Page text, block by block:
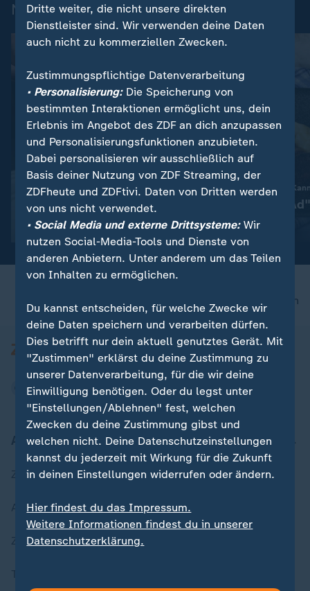
Noch mehr Rezepte mit Fleisch
Gesellschaft | Volle Kanne
Öko-Test: Hähnchenfleisch
im Test
Video1:12
Gesellschaft | Volle
"Himmel un‘
Video5:31
nach oben
Aktuell bei ZDFheute
Zuletzt veröffentlicht
Aktuelle Sendungs-Videos
ZDFheute Stories
Dritte weiter, die nicht unsere direkten
Dienstleister sind. Wir verwenden deine Daten
auch nicht zu kommerziellen Zwecken.
Zustimmungspflichtige Datenverarbeitung
• Personalisierung:Die Speicherung von
bestimmten Interaktionen ermöglicht uns, dein
Erlebnis im Angebot des ZDF an dich anzupassen
und Personalisierungsfunktionen anzubieten.
Dabei personalisieren wir ausschließlich auf
Basis deiner Nutzung von ZDF Streaming, der
ZDFheute und ZDFtivi. Daten von Dritten werden
von uns nicht verwendet.
• Social Media und externe Drittsysteme:Wir
nutzen Social-Media-Tools und Dienste von
anderen Anbietern. Unter anderem um das Teilen
von Inhalten zu ermöglichen.
Du kannst entscheiden, für welche Zwecke wir
deine Daten speichern und verarbeiten dürfen.
Dies betrifft nur dein aktuell genutztes Gerät. Mit
"Zustimmen" erklärst du deine Zustimmung zu
unserer Datenverarbeitung, für die wir deine
Einwilligung benötigen. Oder du legst unter
"Einstellungen/Ablehnen" fest, welchen
Zwecken du deine Zustimmung gibst und
welchen nicht. Deine Datenschutzeinstellungen
kannst du jederzeit mit Wirkung für die Zukunft
in deinen Einstellungen widerrufen oder ändern.
Hier findest du das Impressum.
Weitere Informationen findest du in unserer
Datenschutzerklärung.